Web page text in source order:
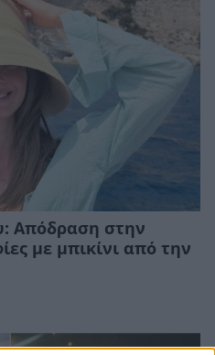
Απόδραση στην
με μπικίνι από την